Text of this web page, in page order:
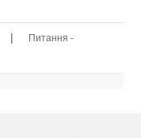
|
Питання -